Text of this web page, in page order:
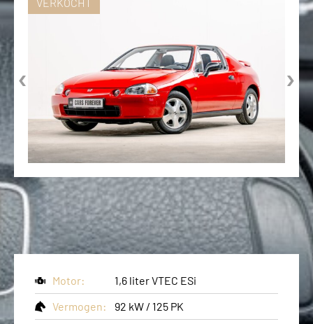
‹ ›
Motor:
1,6 liter VTEC ESi
Vermogen:
92 kW / 125 PK